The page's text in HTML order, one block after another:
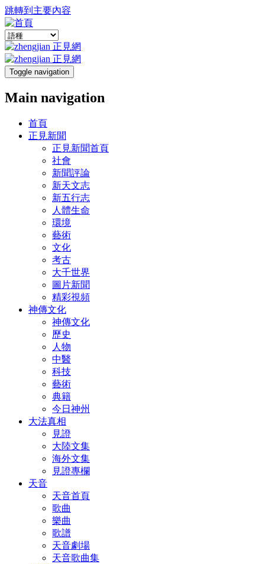
跳轉到主要內容
Toggle navigation
Main navigation
首頁
正見新聞
正見新聞首頁
社會
新聞評論
新天文志
新五行志
人體生命
環境
藝術
文化
考古
大千世界
圖片新聞
精彩視頻
神傳文化
神傳文化
歷史
人物
中醫
科技
藝術
典籍
今日神州
大法真相
見證
大陸文集
海外文集
見證專欄
天音
天音首頁
歌曲
樂曲
歌譜
天音劇場
天音歌曲集